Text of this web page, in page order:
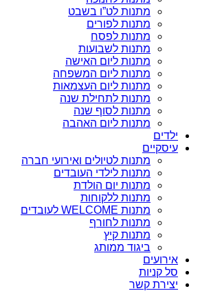
מתנות לט”ו בשבט
מתנות לפורים
מתנות לפסח
מתנות לשבועות
מתנות ליום האישה
מתנות ליום המשפחה
מתנות ליום העצמאות
מתנות לתחילת שנה
מתנות לסוף שנה
מתנות ליום האהבה
ילדים
עיסקיים
מתנות לטיולים ואירועי חברה
מתנות לילדי העובדים
מתנות יום הולדת
מתנות ללקוחות
מתנות WELCOME לעובדים
מתנות לחורף
מתנות קיץ
ביגוד ממותג
אירועים
סל קניות
יצירת קשר